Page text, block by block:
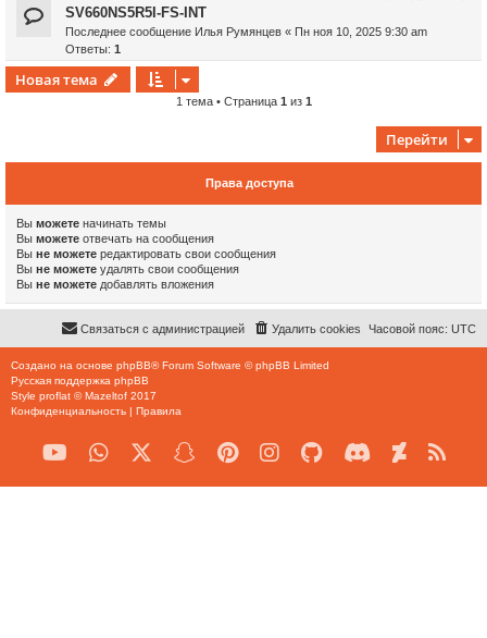
SV660NS5R5I-FS-INT
Последнее сообщение Илья Румянцев « Пн ноя 10, 2025 9:30 am
Ответы: 1
Новая тема
1 тема • Страница 1 из 1
Перейти
Права доступа
Вы можете начинать темы
Вы можете отвечать на сообщения
Вы не можете редактировать свои сообщения
Вы не можете удалять свои сообщения
Вы не можете добавлять вложения
Часовой пояс: UTC
Удалить cookies
Связаться с администрацией
Создано на основе phpBB® Forum Software © phpBB Limited
Русская поддержка phpBB
Style proflat ©Mazeltof 2017
Конфиденциальность | Правила